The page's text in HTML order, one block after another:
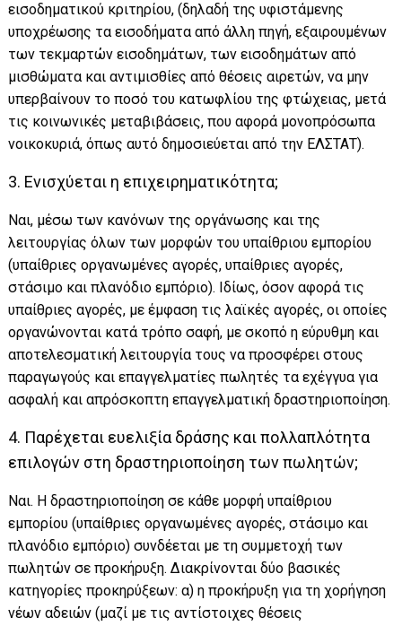
εισοδηματικού κριτηρίου, (δηλαδή της υφιστάμενης
υποχρέωσης τα εισοδήματα από άλλη πηγή, εξαιρουμένων
των τεκμαρτών εισοδημάτων, των εισοδημάτων από
μισθώματα και αντιμισθίες από θέσεις αιρετών, να μην
υπερβαίνουν το ποσό του κατωφλίου της φτώχειας, μετά
τις κοινωνικές μεταβιβάσεις, που αφορά μονοπρόσωπα
νοικοκυριά, όπως αυτό δημοσιεύεται από την ΕΛΣΤΑΤ).
3. Ενισχύεται η επιχειρηματικότητα;
Ναι, μέσω των κανόνων της οργάνωσης και της
λειτουργίας όλων των μορφών του υπαίθριου εμπορίου
(υπαίθριες οργανωμένες αγορές, υπαίθριες αγορές,
στάσιμο και πλανόδιο εμπόριο). Ιδίως, όσον αφορά τις
υπαίθριες αγορές, με έμφαση τις λαϊκές αγορές, οι οποίες
οργανώνονται κατά τρόπο σαφή, με σκοπό η εύρυθμη και
αποτελεσματική λειτουργία τους να προσφέρει στους
παραγωγούς και επαγγελματίες πωλητές τα εχέγγυα για
ασφαλή και απρόσκοπτη επαγγελματική δραστηριοποίηση.
4. Παρέχεται ευελιξία δράσης και πολλαπλότητα
επιλογών στη δραστηριοποίηση των πωλητών;
Ναι. Η δραστηριοποίηση σε κάθε μορφή υπαίθριου
εμπορίου (υπαίθριες οργανωμένες αγορές, στάσιμο και
πλανόδιο εμπόριο) συνδέεται με τη συμμετοχή των
πωλητών σε προκήρυξη. Διακρίνονται δύο βασικές
κατηγορίες προκηρύξεων: α) η προκήρυξη για τη χορήγηση
νέων αδειών (μαζί με τις αντίστοιχες θέσεις